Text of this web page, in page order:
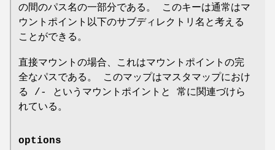
の間のパス名の一部分である。 このキーは通常はマ
ウントポイント以下のサブディレクトリ名と考える
ことができる。
直接マウントの場合、これはマウントポイントの完
全なパスである。 このマップはマスタマップにおけ
る /- というマウントポイントと 常に関連づけら
れている。
options